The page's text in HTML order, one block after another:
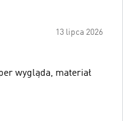
13 lipca 2026
wygląda, materiał